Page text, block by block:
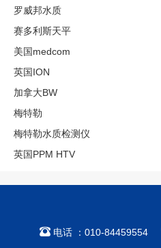
罗威邦水质
赛多利斯天平
美国medcom
英国ION
加拿大BW
梅特勒
梅特勒水质检测仪
英国PPM HTV
电话 ：010-84459554